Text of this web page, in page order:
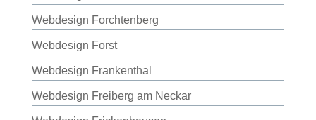
Webdesign Forchtenberg
Webdesign Forst
Webdesign Frankenthal
Webdesign Freiberg am Neckar